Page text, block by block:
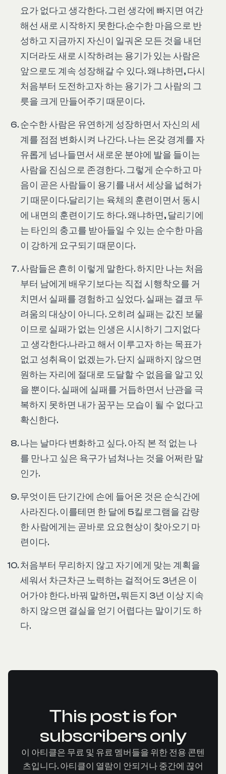
요가 없다고 생각한다. 그런 생각에 빠지면 여간
해선 새로 시작하지 못한다.순수한 마음으로 반
성하고 지금까지 자신이 일궈온 모든 것을 내던
지더라도 새로 시작하려는 용기가 있는 사람은
앞으로도 계속 성장해갈 수 있다. 왜냐하면, 다시
처음부터 도전하고자 하는 용기가 그 사람의 그
릇을 크게 만들어주기 때문이다.
순수한 사람은 유연하게 성장하면서 자신의 세
계를 점점 변화시켜 나간다. 나는 온갖 경계를 자
유롭게 넘나들면서 새로운 분야에 발을 들이는
사람을 진심으로 존경한다. 그렇게 순수하고 마
음이 곧은 사람들이 용기를 내서 세상을 넓혀가
기 때문이다.달리기는 육체의 훈련이면서 동시
에 내면의 훈련이기도 하다. 왜냐하면, 달리기에
는 타인의 충고를 받아들일 수 있는 순수한 마음
이 강하게 요구되기 때문이다.
사람들은 흔히 이렇게 말한다. 하지만 나는 처음
부터 남에게 배우기보다는 직접 시행착오를 거
치면서 실패를 경험하고 싶었다. 실패는 결코 두
려움의 대상이 아니다. 오히려 실패는 값진 보물
이므로 실패가 없는 인생은 시시하기 그지없다
고 생각한다.나라고 해서 이루고자 하는 목표가
없고 성취욕이 없겠는가. 단지 실패하지 않으면
원하는 자리에 절대로 도달할 수 없음을 알고 있
을 뿐이다. 실패에 실패를 거듭하면서 난관을 극
복하지 못하면 내가 꿈꾸는 모습이 될 수 없다고
확신한다.
나는 날마다 변화하고 싶다. 아직 본 적 없는 나
를 만나고 싶은 욕구가 넘쳐나는 것을 어쩌란 말
인가.
무엇이든 단기간에 손에 들어온 것은 순식간에
사라진다. 이를테면 한 달에 5킬로그램을 감량
한 사람에게는 곧바로 요요현상이 찾아오기 마
련이다.
처음부터 무리하지 않고 자기에게 맞는 계획을
세워서 차근차근 노력하는 걸적어도 3년은 이
어가야 한다. 바꿔 말하면, 뭐든지 3년 이상 지속
하지 않으면 결실을 얻기 어렵다는 말이기도 하
다.
This post is for
subscribers only
이 아티클은 무료 및 유료 멤버들을 위한 전용 콘텐
츠입니다. 아티클이 열람이 안되거나 중간에 끊어